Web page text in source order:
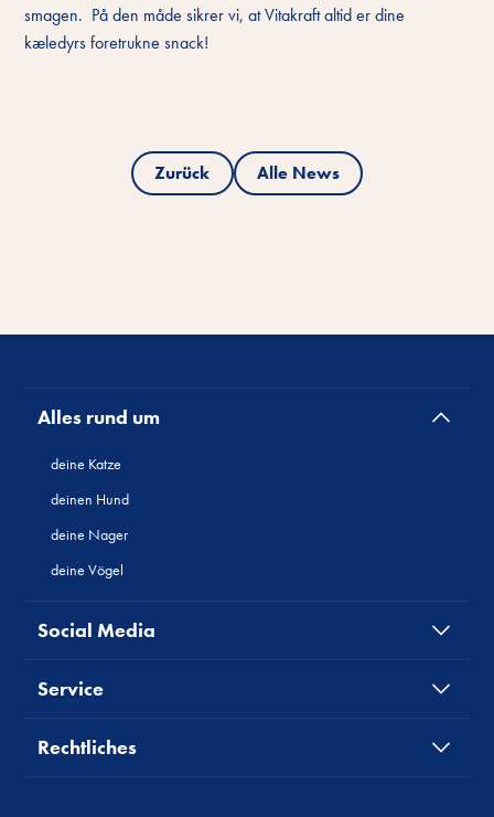
smagen. På den måde sikrer vi, at Vitakraft altid er dine
kæledyrs foretrukne snack!
Zurück Alle News
Alles rund um
deine Katze
deinen Hund
deine Nager
deine Vögel
Social Media
Service
Rechtliches